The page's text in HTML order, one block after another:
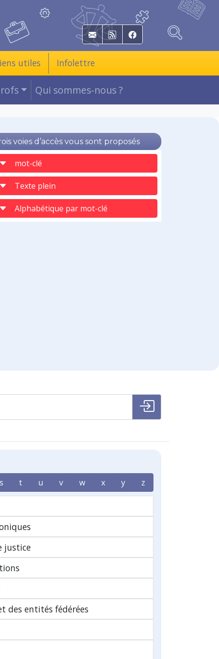
E-mail RSS Facebook
utiles Infolettre
Qui sommes-nous ?
voies d’accès vous sont proposés
mot-clé
Texte plein
Alphabétique par mot-clé
s t u v w x y z
justice
des entités fédérées